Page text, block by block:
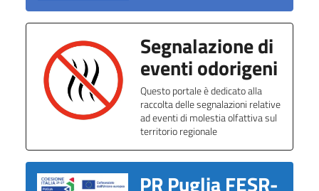
Segnalazione di
eventi odorigeni
Questo portale è dedicato alla
raccolta delle segnalazioni relative
ad eventi di molestia olfattiva sul
territorio regionale
PR Puglia FESR-